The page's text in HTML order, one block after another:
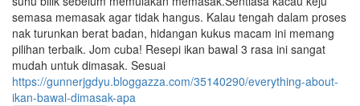
semasa memasak agar tidak hangus. Kalau tengah dalam proses
nak turunkan berat badan, hidangan kukus macam ini memang
pilihan terbaik. Jom cuba! Resepi ikan bawal 3 rasa ini sangat
mudah untuk dimasak. Sesuai
https://gunnerjgdyu.bloggazza.com/35140290/everything-about-
ikan-bawal-dimasak-apa